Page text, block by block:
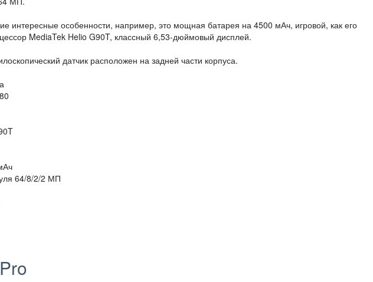
интересные особенности, например, это мощная батарея на 4500 мАч, игровой, как его
MediaTek Helio G90T, классный 6,53-дюймовый дисплей.
датчик расположен на задней части корпуса.
64/8/2/2 МП